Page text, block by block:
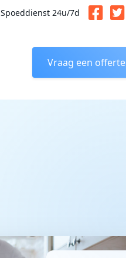
Spoeddienst 24u/7d
Vraag een offerte